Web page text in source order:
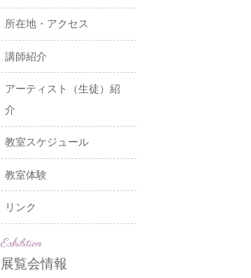
所在地・アクセス
講師紹介
アーティスト（生徒）紹
介
教室スケジュール
教室体験
リンク
Exhibition
展覧会情報